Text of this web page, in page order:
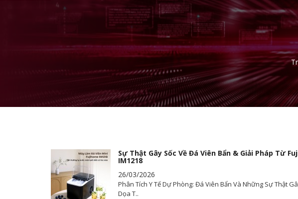
Sự Thật Gây Sốc Về Đá Viên Bẩn & Giải Pháp Từ
IM1218
26/03/2026
Phân Tích Y Tế Dự Phòng: Đá Viên Bẩn Và Những Sự Thật
Dọa T..